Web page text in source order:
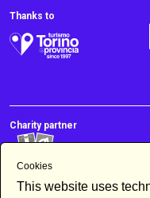
Thanks to
Charity partner
Cookies
This website uses